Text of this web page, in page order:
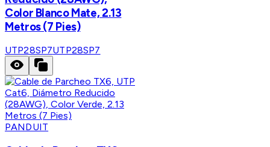
Color Blanco Mate, 2.13
Metros (7 Pies)
UTP28SP7UTP28SP7
PANDUIT